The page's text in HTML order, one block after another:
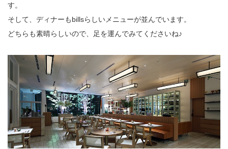
す。
そして、ディナーもbillsらしいメニューが並んでいます。
どちらも素晴らしいので、足を運んでみてくださいね♪